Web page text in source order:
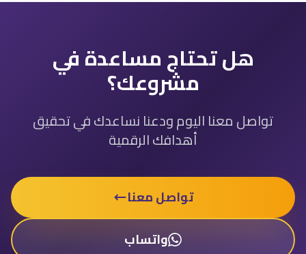
هل تحتاج مساعدة في
مشروعك؟
تواصل معنا اليوم ودعنا نساعدك في تحقيق
أهدافك الرقمية
تواصل معنا
واتساب